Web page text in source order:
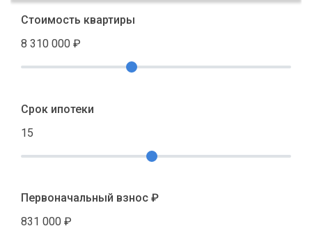
Стоимость квартиры
8 310 000 ₽
Срок ипотеки
15
Первоначальный взнос ₽
831 000 ₽